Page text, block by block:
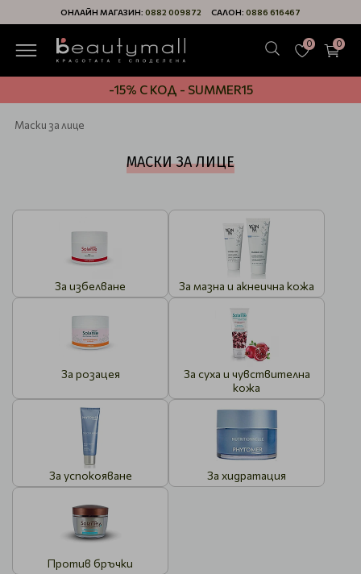
ОНЛАЙН МАГАЗИН: 0882 009872 САЛОН: 0886 616467
0 0
-15% С КОД - SUMMER15
Маски за лице
МАСКИ ЗА ЛИЦЕ
За избелване За мазна и акнеична кожа
За розацея
За суха и чувствителна
кожа
За успокояване За хидратация
Против бръчки